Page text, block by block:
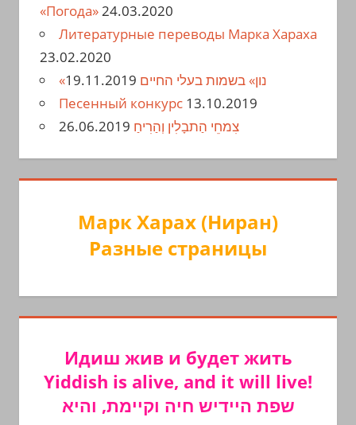
«Погода»24.03.2020
Литературные переводы Марка Хараха
23.02.2020
«נון» בשמות בעלי החיים 19.11.2019
Песенный конкурс 13.10.2019
צִמחֵי הַתבָלִין וְהַרִיחַ 26.06.2019
Марк Харах (Ниран)
Разные страницы
Идиш жив и будет жить
Yiddish is alive, and it will live!
שפת היידיש חיה וקיימת, והיא